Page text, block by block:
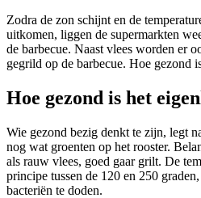
Zodra de zon schijnt en de
uitkomen, liggen de supermarkten
de barbecue. Naast vlees worden er
gegrild op de barbecue. Hoe gezond
Hoe gezond is het
Wie gezond bezig denkt te zijn, legt
nog wat groenten op het rooster.
als rauw vlees, goed gaar grilt. De
principe tussen de 120 en 250
bacteriën te doden.